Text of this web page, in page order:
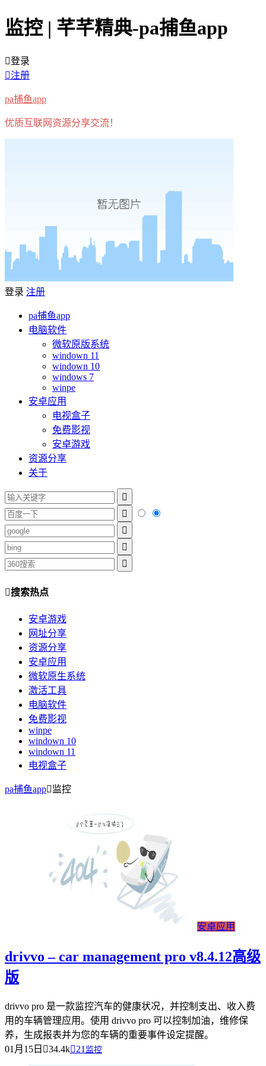
监控 | 芊芊精典-pa捕鱼app
登录
注册
pa捕鱼app
优质互联网资源分享交流！
登录 注册
pa捕鱼app
电脑软件
微软原版系统
windown 11
windown 10
windows 7
winpe
安卓应用
电视盒子
免费影视
安卓游戏
资源分享
关于
搜索热点
安卓游戏
网址分享
资源分享
安卓应用
微软原生系统
激活工具
电脑软件
免费影视
winpe
windown 10
windown 11
电视盒子
pa捕鱼app 监控
安卓应用
drivvo – car management pro v8.4.12高级
版
drivvo pro 是一款监控汽车的健康状况，并控制支出、收入费
用的车辆管理应用。使用 drivvo pro 可以控制加油，维修保
养，生成报表并为您的车辆的重要事件设定提醒。
01月15日
34.4k 21 监控